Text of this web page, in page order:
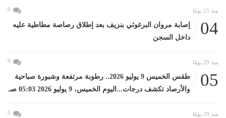
منذ 25 يومًا 0
04
إصابة مروان البرغوثي بنزيف بعد إطلاق رصاصة مطاطية عليه
داخل السجن
منذ 29 يومًا 0
05
طقس الخميس 9 يوليو 2026.. رطوبة مرتفعة وشبورة صباحية
والأرصاد تكشف درجات...اليوم الخميس، 9 يوليو 2026 05:03 صـ
منذ 29 يومًا 0